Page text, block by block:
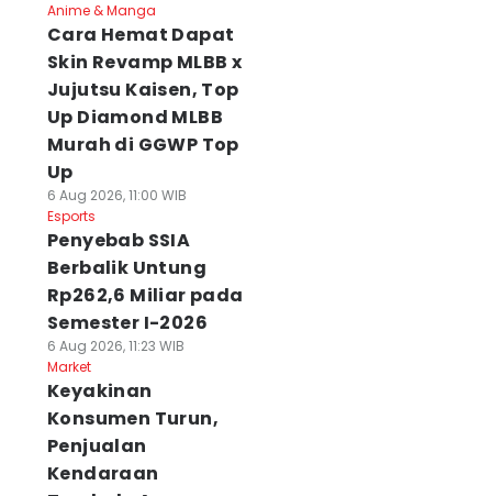
Anime & Manga
Cara Hemat Dapat
Skin Revamp MLBB x
Jujutsu Kaisen, Top
Up Diamond MLBB
Murah di GGWP Top
Up
6 Aug 2026, 11:00 WIB
Esports
Penyebab SSIA
Berbalik Untung
Rp262,6 Miliar pada
Semester I-2026
6 Aug 2026, 11:23 WIB
Market
Keyakinan
Konsumen Turun,
Penjualan
Kendaraan